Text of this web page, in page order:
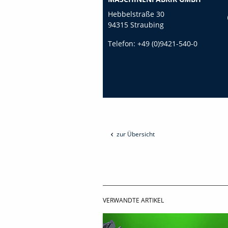
Hebbelstraße 30
94315 Straubing
Telefon: +49 (0)9421-540-0
zur Übersicht
VERWANDTE ARTIKEL